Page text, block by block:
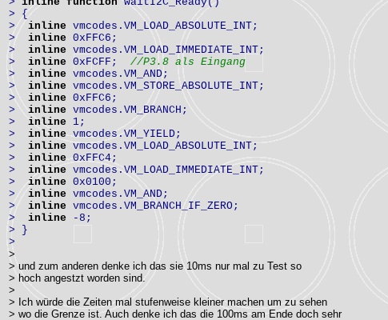
> {
> inline vmcodes.VM_LOAD_ABSOLUTE_INT;
> inline 0xFFC6;
> inline vmcodes.VM_LOAD_IMMEDIATE_INT;
> inline 0xFCFF; //P3.8 als Eingang
> inline vmcodes.VM_AND;
> inline vmcodes.VM_STORE_ABSOLUTE_INT;
> inline 0xFFC6;
> inline vmcodes.VM_BRANCH;
> inline 1;
> inline vmcodes.VM_YIELD;
> inline vmcodes.VM_LOAD_ABSOLUTE_INT;
> inline 0xFFC4;
> inline vmcodes.VM_LOAD_IMMEDIATE_INT;
> inline 0x0100;
> inline vmcodes.VM_AND;
> inline vmcodes.VM_BRANCH_IF_ZERO;
> inline -8;
> }
>
>
> und zum anderen denke ich das sie 10ms nur mal zu Test so
> hoch angestzt worden sind.
>
> Ich würde die Zeiten mal stufenweise kleiner machen um zu sehen
> wo die Grenze ist. Auch denke ich das die 100ms am Ende doch sehr